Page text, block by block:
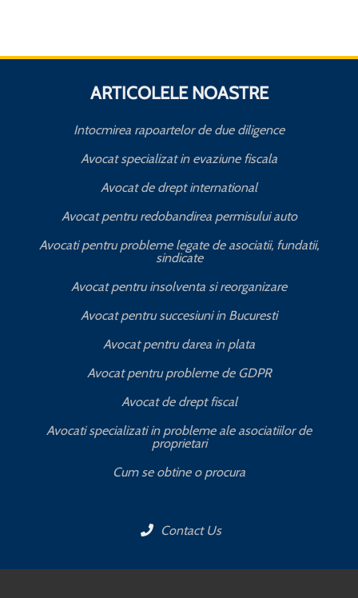
ARTICOLELE NOASTRE
Intocmirea rapoartelor de due diligence
Avocat specializat in evaziune fiscala
Avocat de drept international
Avocat pentru redobandirea permisului auto
Avocati pentru probleme legate de asociatii, fundatii,
sindicate
Avocat pentru insolventa si reorganizare
Avocat pentru succesiuni in Bucuresti
Avocat pentru darea in plata
Avocat pentru probleme de GDPR
Avocat de drept fiscal
Avocati specializati in probleme ale asociatiilor de
proprietari
Cum se obtine o procura
Contact Us